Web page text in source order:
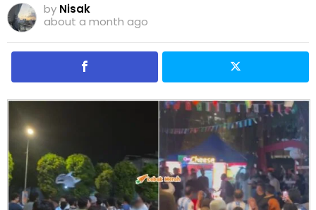
by Nisak
about a month ago